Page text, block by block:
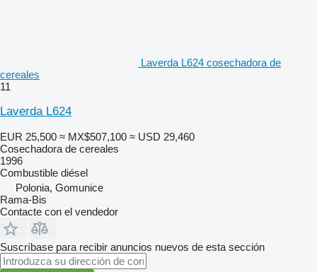
Laverda L624 cosechadora de
cereales
11
Laverda L624
EUR 25,500 ≈ MX$507,100 ≈ USD 29,460
Cosechadora de cereales
1996
Combustible diésel
Polonia, Gomunice
Rama-Bis
Contacte con el vendedor
Suscríbase para recibir anuncios nuevos de esta sección